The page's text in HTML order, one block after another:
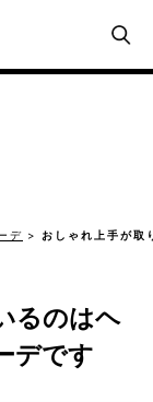
デ おしゃれ上手が取
るのはヘ
デです